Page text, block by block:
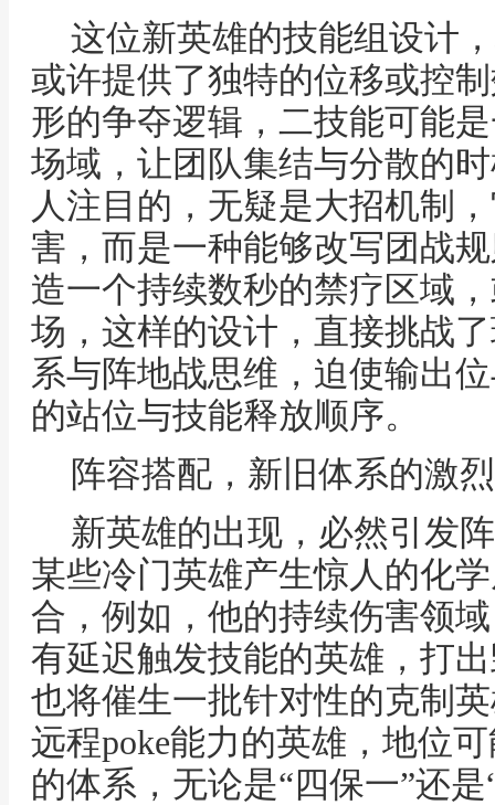
这位新英雄的技能组设计
或许提供了独特的位移或控
形的争夺逻辑，二技能可能
场域，让团队集结与分散的
人注目的，无疑是大招机制
害，而是一种能够改写团战
造一个持续数秒的禁疗区域
场，这样的设计，直接挑战
系与阵地战思维，迫使输出
的站位与技能释放顺序。
阵容搭配，新旧体系的激
新英雄的出现，必然引发
某些冷门英雄产生惊人的化
合，例如，他的持续伤害领
有延迟触发技能的英雄，打
也将催生一批针对性的克制
远程poke能力的英雄，地位
的体系，无论是“四保一”还